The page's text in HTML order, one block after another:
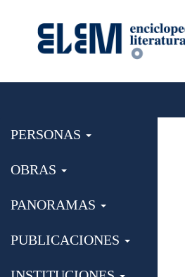
PERSONAS
OBRAS
PANORAMAS
PUBLICACIONES